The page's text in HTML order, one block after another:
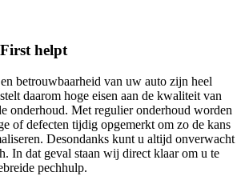
helpt
betrouwbaarheid van uw auto zijn heel
daarom hoge eisen aan de kwaliteit van
onderhoud. Met regulier onderhoud worden
of defecten tijdig opgemerkt om zo de kans
Desondanks kunt u altijd onverwacht
In dat geval staan wij direct klaar om u te
pechhulp.